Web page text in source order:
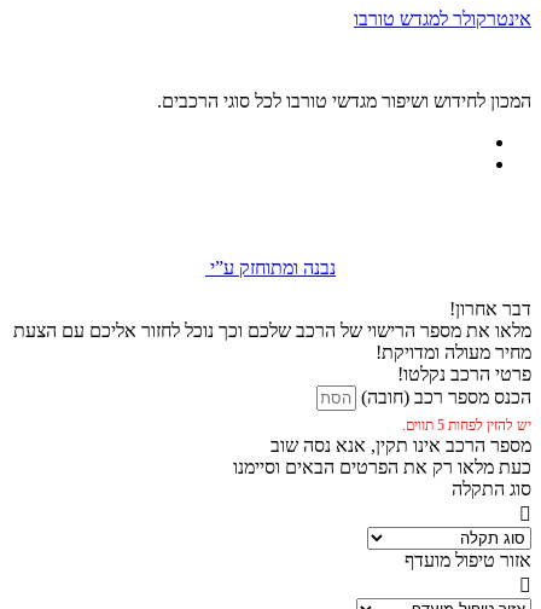
אינטרקולר למגדש טורבו
המכון לחידוש ושיפור מגדשי טורבו לכל סוגי הרכבים.
נבנה ומתוחזק ע”י
דבר אחרון!
מלאו את מספר הרישוי של הרכב שלכם וכך נוכל לחזור אליכם עם הצעת
מחיר מעולה ומדויקת!
פרטי הרכב נקלטו!
הכנס מספר רכב (חובה)
יש להזין לפחות 5 תווים.
מספר הרכב אינו תקין, אנא נסה שוב
כעת מלאו רק את הפרטים הבאים וסיימנו
סוג התקלה
אזור טיפול מועדף